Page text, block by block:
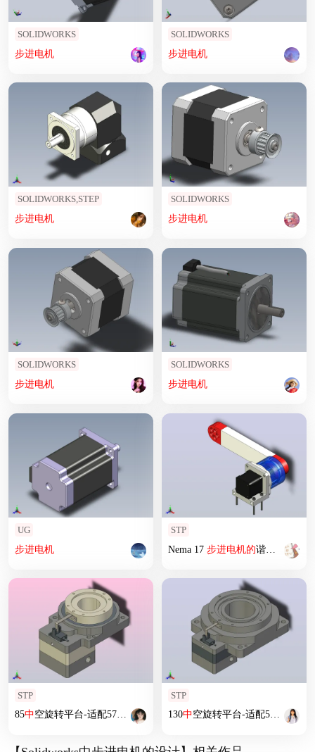
SOLIDWORKS
步进电机
SOLIDWORKS
步进电机
SOLIDWORKS,STEP
步进电机
SOLIDWORKS
步进电机
SOLIDWORKS
步进电机
SOLIDWORKS
步进电机
UG
步进电机
STP
Nema 17 步进电机的谐波减速器
STP
85中空旋转平台-适配57步进电机 ZCT85-5-57步进
STP
130中空旋转平台-适配57 步进电机